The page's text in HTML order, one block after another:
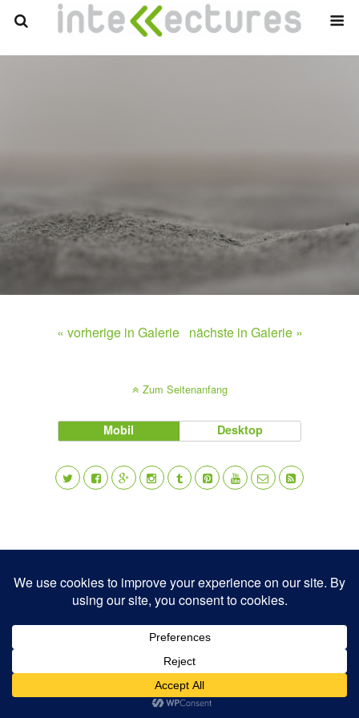
« vorherige in Galerie nächste in Galerie »
Zum Seitenanfang
Mobil Desktop